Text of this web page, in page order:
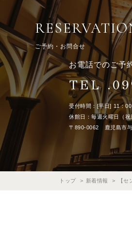
ご予約・お問合せ
お電話でのご予
TEL
受付時間：[平日] 11：
休館日：毎週火曜日（
〒890-0062 鹿児島市
トップ 新着情報 【